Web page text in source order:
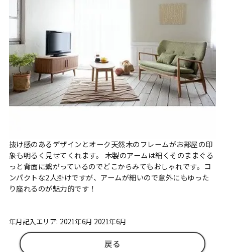
抜け感のあるデザインとオーク天然木のフレームがお部屋の印
象も明るく見せてくれます。 木製のアームは細くそのままぐる
っと背面に繋がっているのでどこからみてもおしゃれです。コ
ンパクトな2人掛けですが、アームが細いので意外にもゆった
り座れるのが魅力的です！
年月記入エリア: 2021年6月 2021年6月
戻る